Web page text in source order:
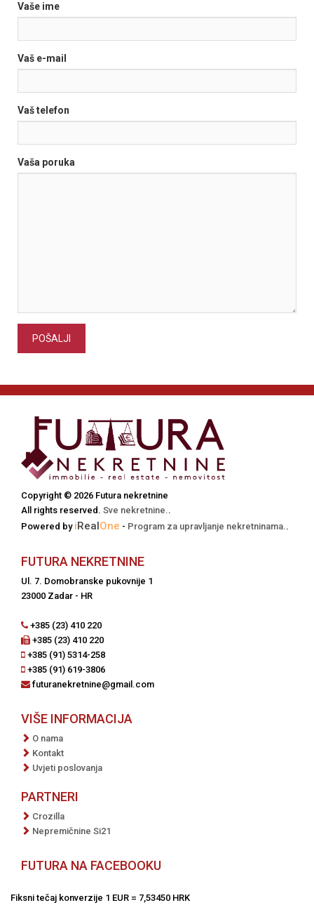
Vaše ime
Vaš e-mail
Vaš telefon
Vaša poruka
POŠALJI
Copyright © 2026 Futura nekretnine
All rights reserved. Sve nekretnine..
Powered by iReal One - Program za upravljanje nekretninama..
FUTURA NEKRETNINE
Ul. 7. Domobranske pukovnije 1
23000 Zadar - HR
+385 (23) 410 220
+385 (23) 410 220
+385 (91) 5314-258
+385 (91) 619-3806
futuranekretnine@gmail.com
VIŠE INFORMACIJA
O nama
Kontakt
Uvjeti poslovanja
PARTNERI
Crozilla
Nepremičnine Si21
FUTURA NA FACEBOOKU
Fiksni tečaj konverzije 1 EUR = 7,53450 HRK